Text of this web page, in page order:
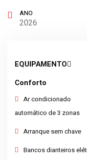
ANO
2026
EQUIPAMENTO
Conforto
Ar condicionado
automático de 3 zonas
Arranque sem chave
Bancos dianteiros